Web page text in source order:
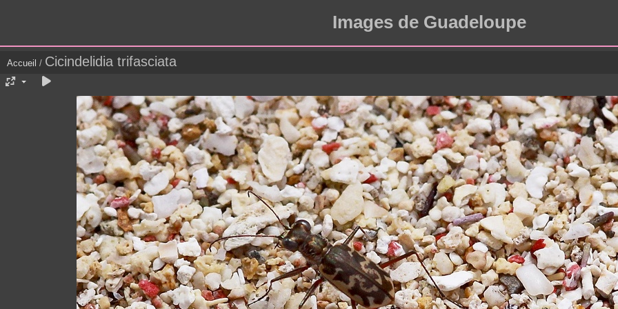
Images de Guadeloupe
Accueil / Cicindelidia trifasciata